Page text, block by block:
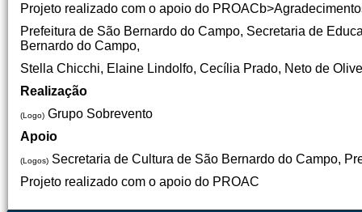
Projeto realizado com o apoio do
Prefeitura de São Bernardo do Campo, Secretaria de
Bernardo do Campo,
Stella Chicchi, Elaine Lindolfo, Cecília Prado, Neto de
Realização
(Logo) Grupo Sobrevento
Apoio
(Logos) Secretaria de Cultura de São Bernardo do Campo,
Projeto realizado com o apoio do PROAC